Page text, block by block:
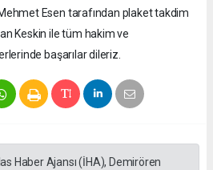
Esen tarafından plaket takdim
Keskin ile tüm hakim ve
başarılar dileriz.
Haber Ajansı (İHA), Demirören